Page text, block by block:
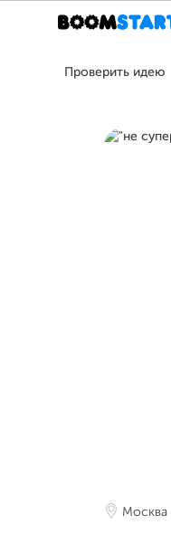
Проверить идею
Москва